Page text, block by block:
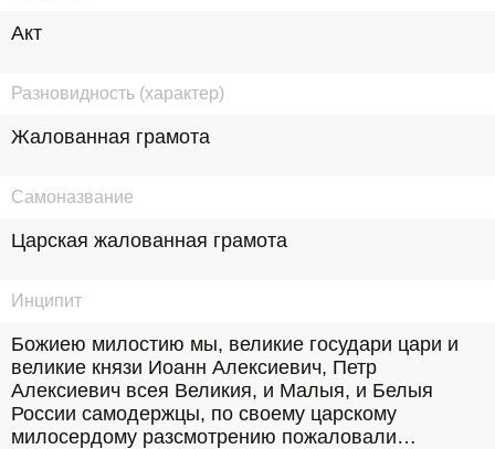
Акт
Разновидность (характер)
Жалованная грамота
Самоназвание
Царская жалованная грамота
Инципит
Божиею милостию мы, великие государи цари и
великие князи Иоанн Алексиевич, Петр
Алексиевич всея Великия, и Малыя, и Белыя
России самодержцы, по своему царскому
милосердому разсмотрению пожаловали…